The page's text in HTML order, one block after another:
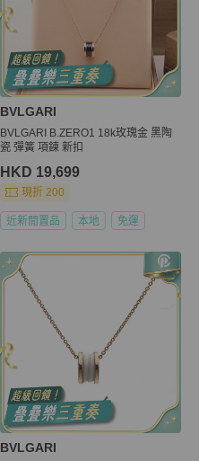
BVLGARI
BVLGARI B.ZERO1 18k玫瑰金 黑陶
瓷 彈簧 項鍊 新扣
HKD 19,699
現折 200
近新閒置品 本地 免運
BVLGARI